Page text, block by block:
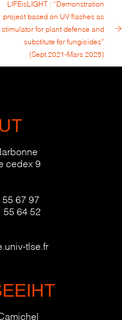
LIFEisLIGHT : “Demonstration
project based on UV flashes as
stimulator for plant defense and
substitute for fungicides”
(Sept.2021-Mars 2025)
cedex 9
55 67 97
55 64 52
tlse.fr